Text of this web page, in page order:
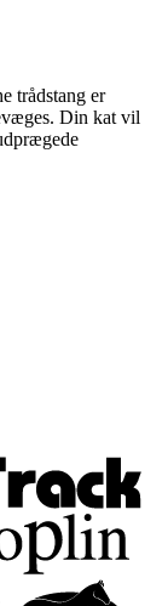
trådstang er
Din kat vil